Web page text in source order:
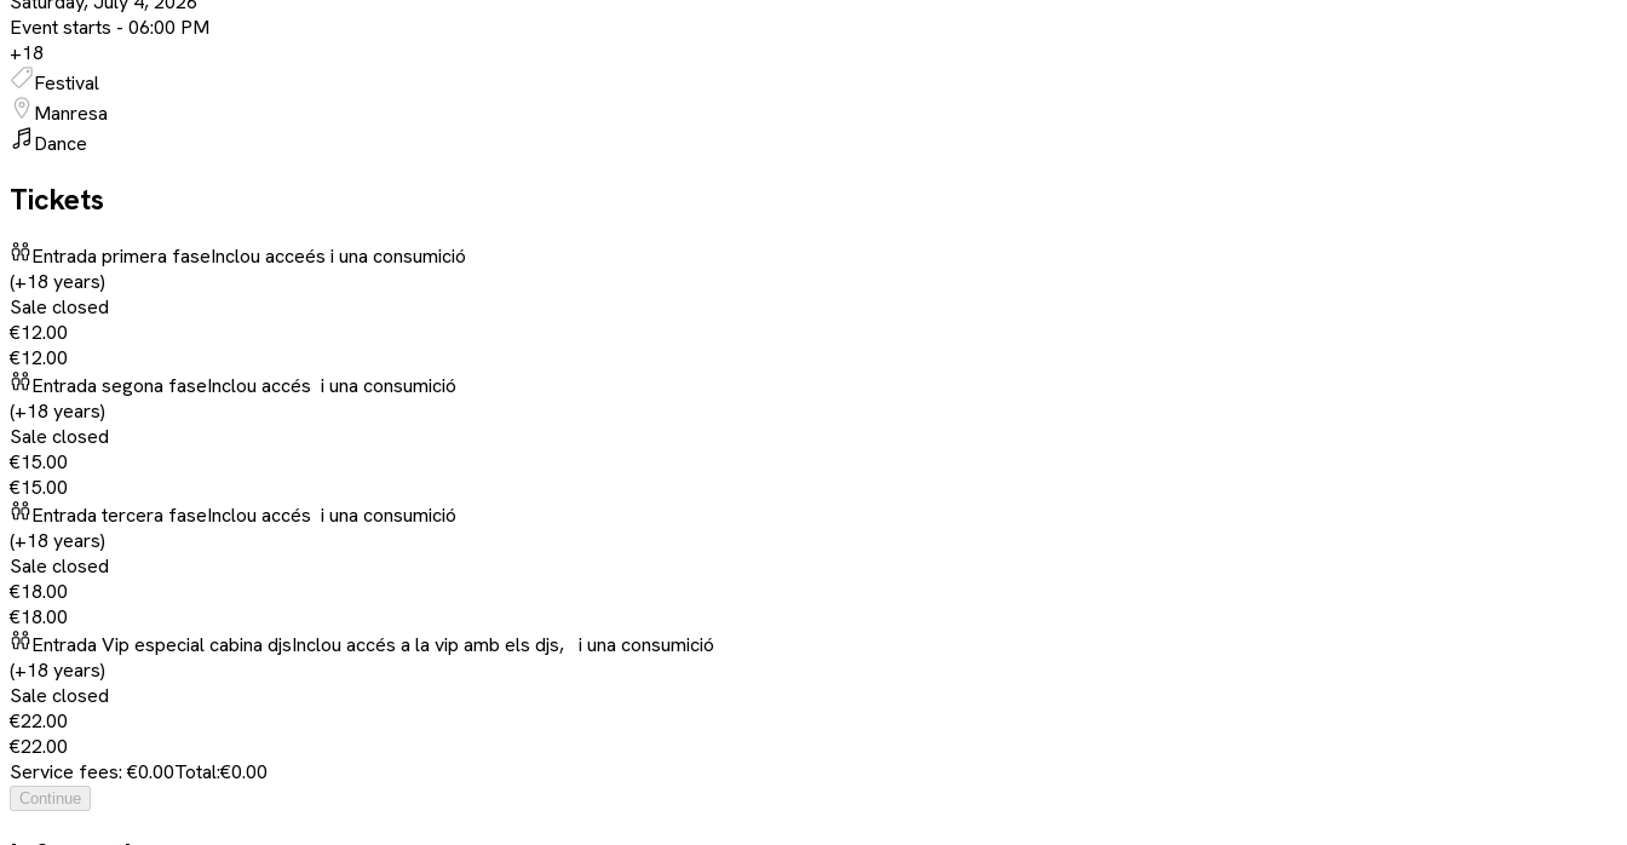
Event starts - 06:00 PM
+18
Festival
Manresa
Dance
Tickets
Entrada primera faseInclou acceés i una consumició
(+18 years)
Sale closed
€12.00
€12.00
Entrada segona faseInclou accés i una consumició
(+18 years)
Sale closed
€15.00
€15.00
Entrada tercera faseInclou accés i una consumició
(+18 years)
Sale closed
€18.00
€18.00
Entrada Vip especial cabina djsInclou accés a la vip amb els djs, i una consumició
(+18 years)
Sale closed
€22.00
€22.00
Service fees: €0.00Total:€0.00
Continue